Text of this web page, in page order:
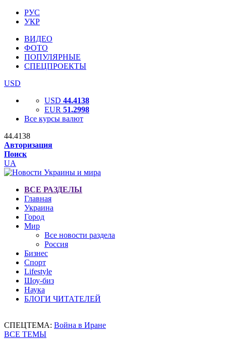
РУС
УКР
ВИДЕО
ФОТО
ПОПУЛЯРНЫЕ
СПЕЦПРОЕКТЫ
USD
USD 44.4138
EUR 51.2998
Все курсы валют
44.4138
Авторизация
Поиск
UA
ВСЕ РАЗДЕЛЫ
Главная
Украина
Город
Мир
Все новости раздела
Россия
Бизнес
Спорт
Lifestyle
Шоу-биз
Наука
БЛОГИ ЧИТАТЕЛЕЙ
СПЕЦТЕМА: Война в Иране
ВСЕ ТЕМЫ